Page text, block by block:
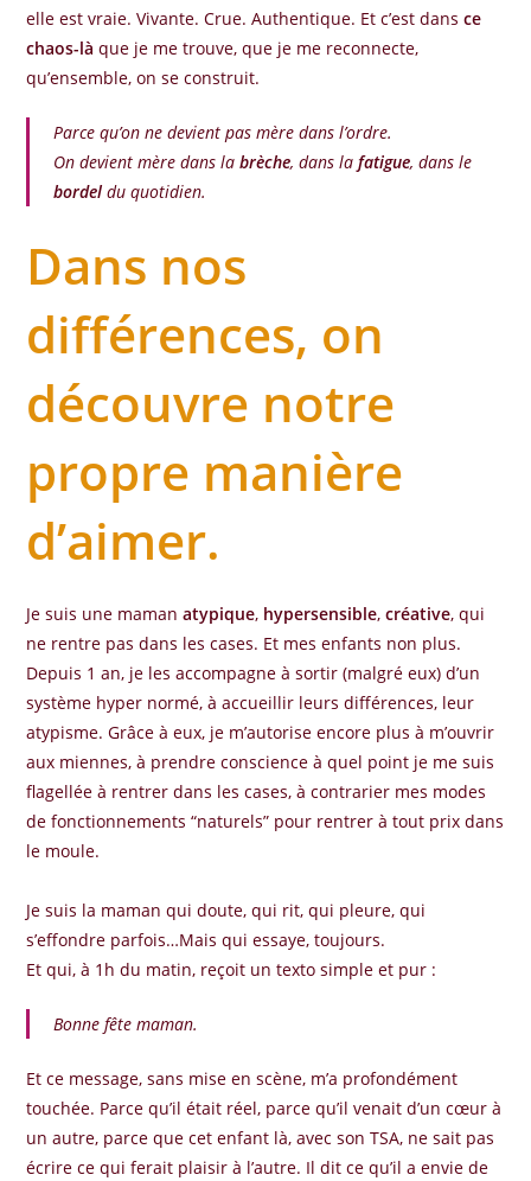
elle est vraie. Vivante. Crue. Authentique. Et c’est dansce
chaos-là que je me trouve, que je me reconnecte,
qu’ensemble, on se construit.
Parce qu’on ne devient pas mère dans l’ordre.
On devient mère dans labrèche, dans lafatigue, dans le
bordel du quotidien.
Dans nos
différences, on
découvre notre
propre manière
d’aimer.
Je suis une mamanatypique, hypersensible,créative, qui
ne rentre pas dans les cases. Et mes enfants non plus.
Depuis 1 an, je les accompagne à sortir (malgré eux) d’un
système hyper normé, à accueillir leurs différences, leur
atypisme. Grâce à eux, je m’autorise encore plus à m’ouvrir
aux miennes, à prendre conscience à quel point je me suis
flagellée à rentrer dans les cases, à contrarier mes modes
de fonctionnements “naturels” pour rentrer à tout prix dans
le moule.
Je suis la maman qui doute, qui rit, qui pleure, qui
s’effondre parfois…Mais qui essaye, toujours.
Et qui, à 1h du matin, reçoit un texto simple et pur :
Bonne fête maman.
Et ce message, sans mise en scène, m’a profondément
touchée. Parce qu’il était réel, parce qu’il venait d’un cœur à
un autre, parce que cet enfant là, avec son TSA, ne sait pas
écrire ce qui ferait plaisir à l’autre. Il dit ce qu’il a envie de